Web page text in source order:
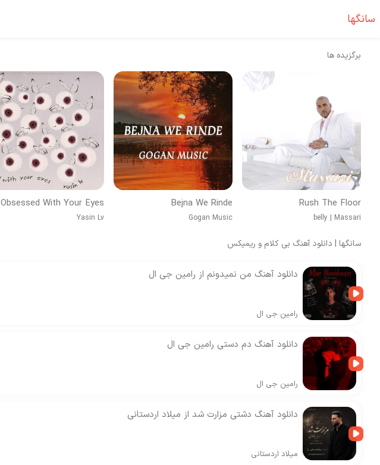
سانگها
برگزیده ها
Rush The Floor
belly | Massari
Bejna We Rinde
Gogan Music
Obsessed With Your Eyes
Yasin Lv
سانگها | دانلود آهنگ بی کلام و ریمیکس
دانلود آهنگ من نمیدونم از رامین جی ال
رامین جی ال
دانلود آهنگ دم دستی رامین جی ال
رامین جی ال
دانلود آهنگ دشتی مزارت شد از میلاد اردستانی
میلاد اردستانی